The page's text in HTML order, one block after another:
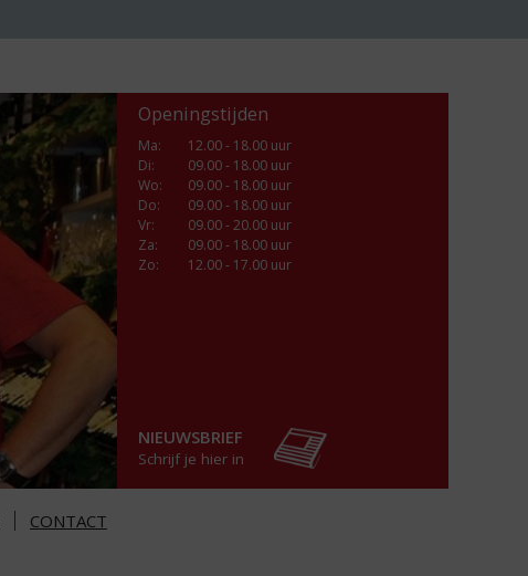
Openingstijden
Ma:
12.00 - 18.00 uur
Di:
09.00 - 18.00 uur
Wo:
09.00 - 18.00 uur
Do:
09.00 - 18.00 uur
Vr:
09.00 - 20.00 uur
Za:
09.00 - 18.00 uur
Zo:
12.00 - 17.00 uur
NIEUWSBRIEF
Schrijf je hier in
CONTACT